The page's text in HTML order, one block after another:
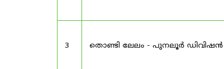
3 തൊണ്ടി ലേലം - പുനലൂർ ഡിവിഷൻ